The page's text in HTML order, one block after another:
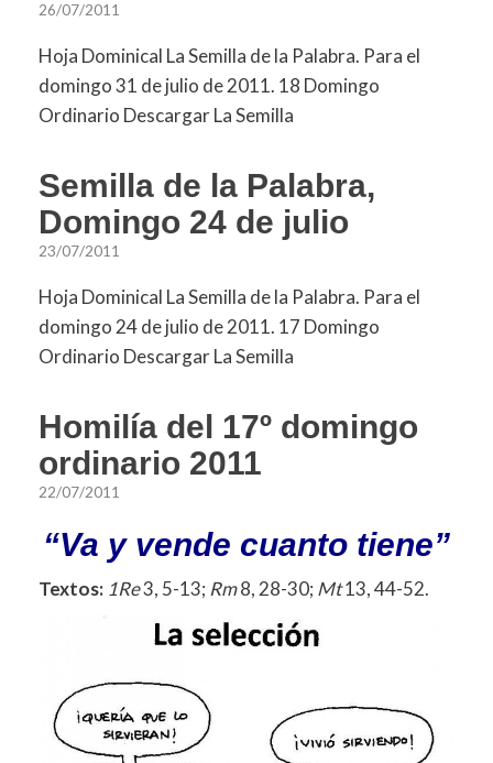
26/07/2011
Hoja Dominical La Semilla de la Palabra. Para el
domingo 31 de julio de 2011. 18 Domingo
Ordinario Descargar La Semilla
Semilla de la Palabra,
Domingo 24 de julio
23/07/2011
Hoja Dominical La Semilla de la Palabra. Para el
domingo 24 de julio de 2011. 17 Domingo
Ordinario Descargar La Semilla
Homilía del 17º domingo
ordinario 2011
22/07/2011
“Va y vende cuanto tiene”
Textos: 1Re3, 5-13; Rm8, 28-30; Mt13, 44-52.